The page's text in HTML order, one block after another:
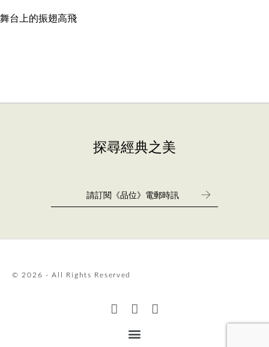
舞台上的振翅高飛
探尋經典之美
© 2026 - All Rights Reserved